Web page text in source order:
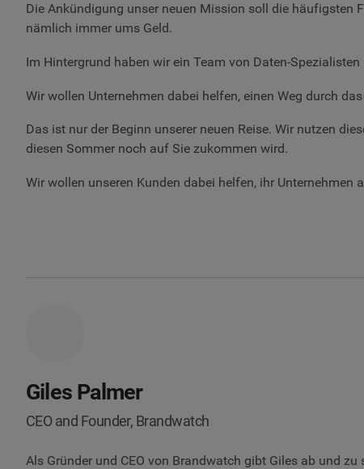
Die Ankündigung unser neuen Mission soll die häufigsten
nämlich immer ums Geld.
Im Hintergrund haben wir ein Team von Daten-
Wir wollen Unternehmen dabei helfen, einen Weg durch
Das ist nur der Beginn unserer neuen Reise. Wir nutzen
diesen Sommer noch auf Sie zukommen wird.
Wir wollen unseren Kunden dabei helfen, ihr
Giles Palmer
CEO and Founder, Brandwatch
Als Gründer und CEO von Brandwatch gibt Giles ab und zu